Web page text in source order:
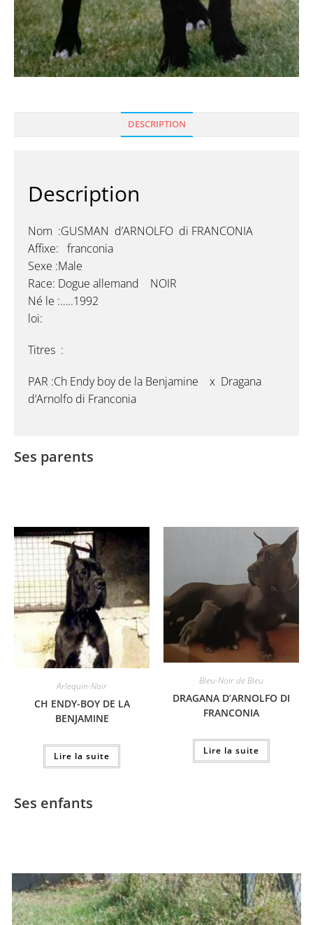
DESCRIPTION
Description
Nom :GUSMAN d’ARNOLFO di FRANCONIA
Affixe: franconia
Sexe :Male
Race: Dogue allemand NOIR
Né le :…..1992
loi:
Titres :
PAR :Ch Endy boy de la Benjamine x Dragana
d’Arnolfo di Franconia
Ses parents
Arlequin-Noir
CH ENDY-BOY DE LA
BENJAMINE
Lire la suite
Bleu-Noir de Bleu
DRAGANA D’ARNOLFO DI
FRANCONIA
Lire la suite
Ses enfants